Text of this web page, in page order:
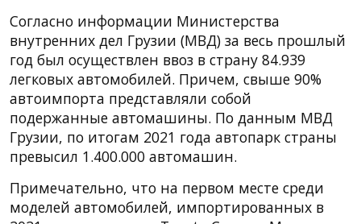
Согласно информации Министерства
внутренних дел Грузии (МВД) за весь прошлый
год был осуществлен ввоз в страну 84.939
легковых автомобилей. Причем, свыше 90%
автоимпорта представляли собой
подержанные автомашины. По данным МВД
Грузии, по итогам 2021 года автопарк страны
превысил 1.400.000 автомашин.
Примечательно, что на первом месте среди
моделей автомобилей, импортированных в